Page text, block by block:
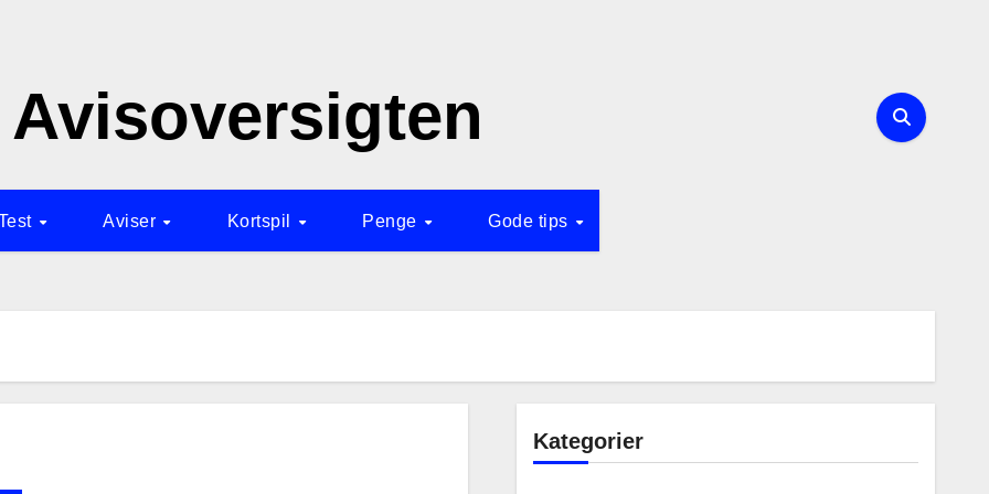
Avisoversigten
Aviser Kortspil Penge Gode tips
Kategorier